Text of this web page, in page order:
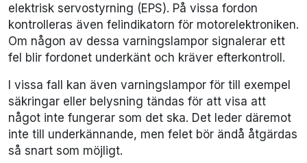
elektrisk servostyrning (EPS). På vissa fordon
kontrolleras även felindikatorn för motorelektroniken.
Om någon av dessa varningslampor signalerar ett
fel blir fordonet underkänt och kräver efterkontroll.
I vissa fall kan även varningslampor för till exempel
säkringar eller belysning tändas för att visa att
något inte fungerar som det ska. Det leder däremot
inte till underkännande, men felet bör ändå åtgärdas
så snart som möjligt.